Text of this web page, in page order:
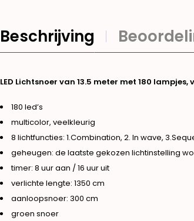
Beschrijving
LED Lichtsnoer van 13.5 meter met 180
180 led’s
multicolor, veelkleurig
8 lichtfuncties: 1.Combination, 2. In wave,
geheugen: de laatste gekozen lichtinstelling
timer: 8 uur aan / 16 uur uit
verlichte lengte: 1350 cm
aanloopsnoer: 300 cm
groen snoer